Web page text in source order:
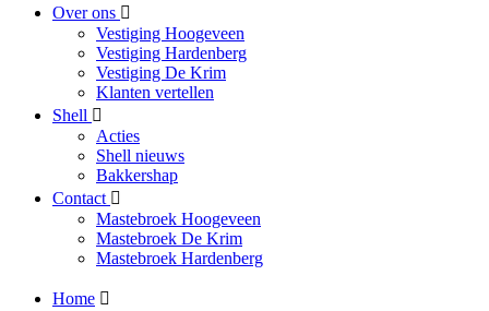
Over ons
Vestiging Hoogeveen
Vestiging Hardenberg
Vestiging De Krim
Klanten vertellen
Shell
Acties
Shell nieuws
Bakkershap
Contact
Mastebroek Hoogeveen
Mastebroek De Krim
Mastebroek Hardenberg
Home